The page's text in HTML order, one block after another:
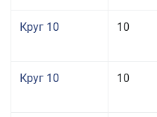
Круг 10 10
Круг 10 10